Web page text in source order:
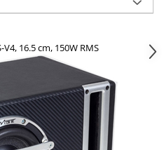
16.5 cm, 150W RMS